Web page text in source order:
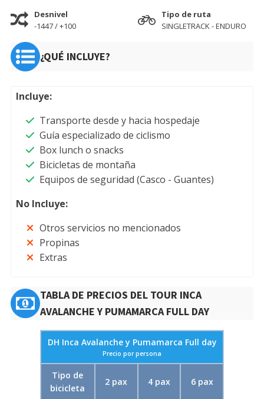
Desnivel
-1447 / +100
Tipo de ruta
SINGLETRACK - ENDURO
¿QUÉ INCLUYE?
Incluye:
Transporte desde y hacia hospedaje
Guía especializado de ciclismo
Box lunch o snacks
Bicicletas de montaña
Equipos de seguridad (Casco - Guantes)
No Incluye:
Otros servicios no mencionados
Propinas
Extras
TABLA DE PRECIOS DEL TOUR INCA
AVALANCHE Y PUMAMARCA FULL DAY
DH Inca Avalanche y Pumamarca Full day
Precio por persona
Tipo de
bicicleta
2 pax 4 pax 6 pax